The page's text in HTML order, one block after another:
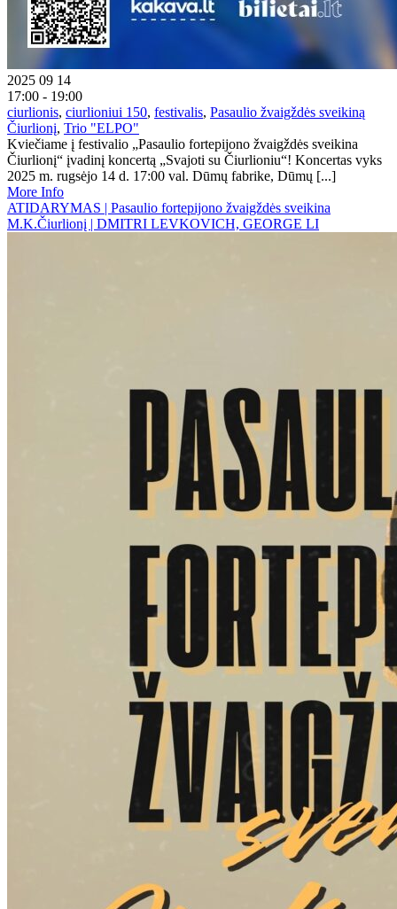
2025 09 14
17:00 - 19:00
ciurlionis, ciurlioniui 150, festivalis, Pasaulio žvaigždės sveikiną
Čiurlionį, Trio "ELPO"
Kviečiame į festivalio „Pasaulio fortepijono žvaigždės sveikina
Čiurlionį“ įvadinį koncertą „Svajoti su Čiurlioniu“! Koncertas vyks
2025 m. rugsėjo 14 d. 17:00 val. Dūmų fabrike, Dūmų [...]
More Info
ATIDARYMAS | Pasaulio fortepijono žvaigždės sveikina
M.K.Čiurlionį | DMITRI LEVKOVICH, GEORGE LI